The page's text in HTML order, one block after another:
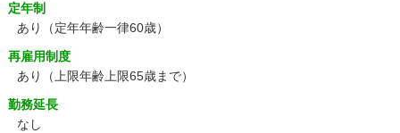
定年制
あり
（定年年齢一律60歳）
再雇用制度
あり
（上限年齢上限65歳まで）
勤務延長
なし